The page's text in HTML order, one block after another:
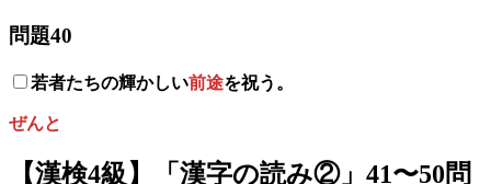
問題40
若者たちの輝かしい前途を祝う。
ぜんと
【漢検4級】「漢字の読み②」41〜50問